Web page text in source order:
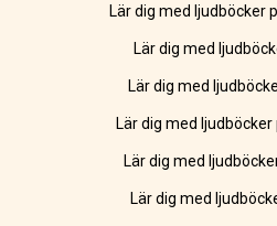
Lär dig med ljudböcker
Lär dig med
Lär dig med
Lär dig med
Lär dig med
Lär dig med